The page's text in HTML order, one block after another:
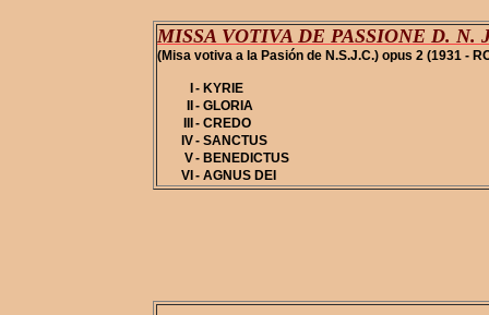
MISSA VOTIVA DE PASSIONE D. N.
(Misa votiva a la Pasión de N.S.J.C.) opus 2 (1931 -
- KYRIE
- GLORIA
- CREDO
IV- SANCTUS
V- BENEDICTUS
VI - AGNUS DEI